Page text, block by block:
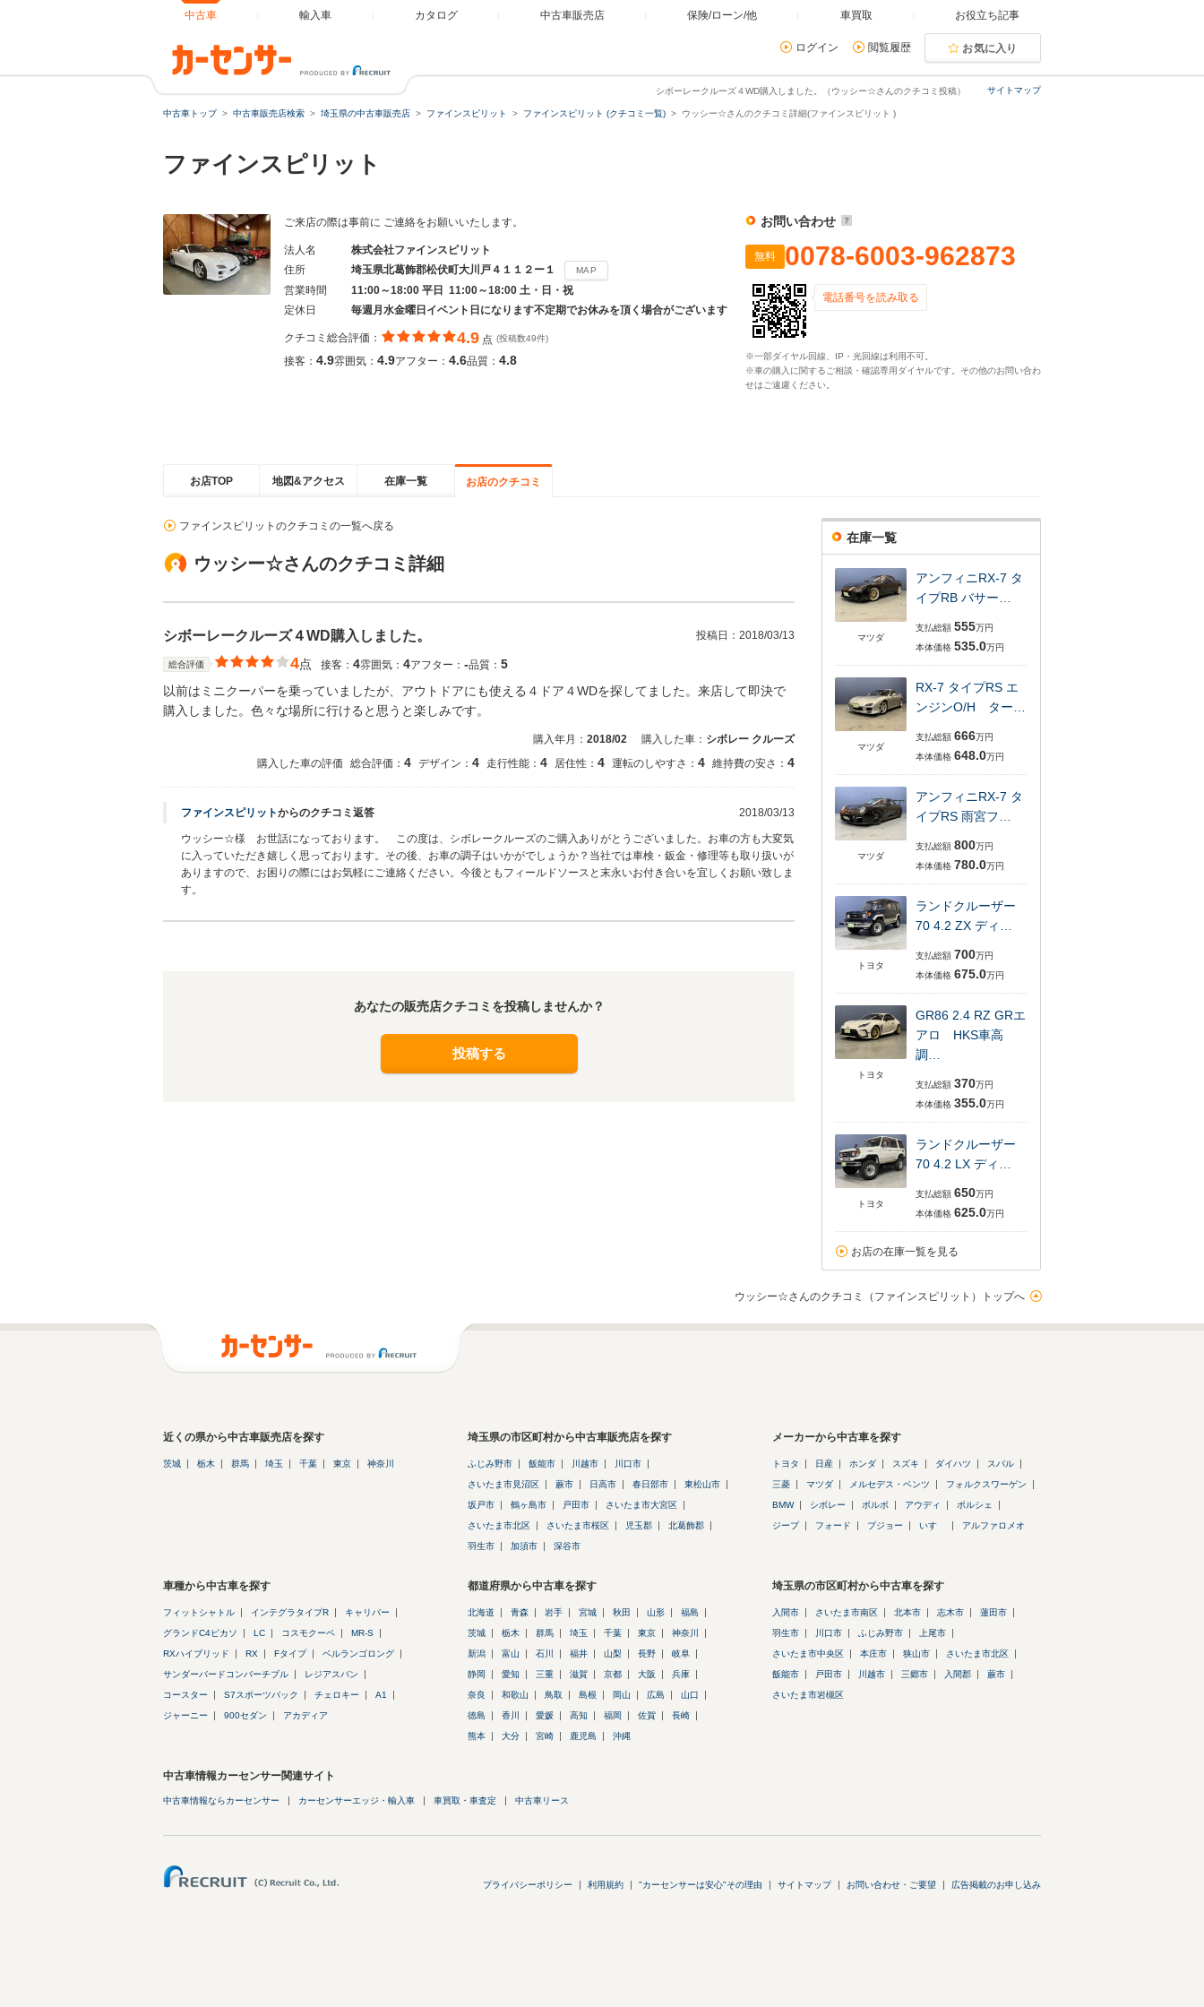
中古車 輸入車 カタログ 中古車販売店 保険/ローン/他 車買取 お役立ち記事
ログイン 閲覧履歴 お気に入り
サイトマップ
シボーレークルーズ４WD購入しました。（ウッシー☆さんのクチコミ投稿）
中古車トップ 中古車販売店検索 埼玉県の中古車販売店 ファインスピリット ファインスピリット (クチコミ一覧) ウッシー☆さんのクチコミ詳細(ファインスピリット )
ファインスピリット
ご来店の際は事前に ご連絡をお願いいたします。
法人名
株式会社ファインスピリット
住所
埼玉県北葛飾郡松伏町大川戸４１１２ー１ MAP
営業時間
11:00～18:00 平日 11:00～18:00 土・日・祝
定休日
毎週月水金曜日イベント日になります不定期でお休みを頂く場合がございます
クチコミ総合評価： 4.9 点 (投稿数49件)
接客： 4.9雰囲気： 4.9アフター： 4.6品質： 4.8
お問い合わせ
無料 0078-6003-962873
電話番号を読み取る
※一部ダイヤル回線、IP・光回線は利用不可。
※車の購入に関するご相談・確認専用ダイヤルです。その他のお問い合わ
せはご遠慮ください。
お店TOP 地図&アクセス 在庫一覧 お店のクチコミ
ファインスピリットのクチコミの一覧へ戻る
ウッシー☆さんのクチコミ詳細
シボーレークルーズ４WD購入しました。 投稿日： 2018/03/13
総合評価 4点 接客： 4雰囲気： 4アフター： ‐品質： 5
以前はミニクーパーを乗っていましたが、アウトドアにも使える４ドア４WDを探してました。来店して即決で
購入しました。色々な場所に行けると思うと楽しみです。
購入年月： 2018/02 購入した車： シボレー クルーズ
購入した車の評価
総合評価： 4 デザイン： 4 走行性能： 4 居住性： 4 運転のしやすさ： 4 維持費の安さ： 4
ファインスピリットからのクチコミ返答 2018/03/13
ウッシー☆様 お世話になっております。 この度は、シボレークルーズのご購入ありがとうございました。お車の方も大変気
に入っていただき嬉しく思っております。その後、お車の調子はいかがでしょうか？当社では車検・鈑金・修理等も取り扱いが
ありますので、お困りの際にはお気軽にご連絡ください。今後ともフィールドソースと末永いお付き合いを宜しくお願い致しま
す。
あなたの販売店クチコミを投稿しませんか？
投稿する
在庫一覧
マツダ
アンフィニRX-7 タ
イプRB バサー…
支払総額 555万円
本体価格 535.0万円
マツダ
RX-7 タイプRS エ
ンジンO/H ター…
支払総額 666万円
本体価格 648.0万円
マツダ
アンフィニRX-7 タ
イプRS 雨宮フ…
支払総額 800万円
本体価格 780.0万円
トヨタ
ランドクルーザー
70 4.2 ZX ディ…
支払総額 700万円
本体価格 675.0万円
トヨタ
GR86 2.4 RZ GRエ
アロ HKS車高
調…
支払総額 370万円
本体価格 355.0万円
トヨタ
ランドクルーザー
70 4.2 LX ディ…
支払総額 650万円
本体価格 625.0万円
お店の在庫一覧を見る
ウッシー☆さんのクチコミ（ファインスピリット）トップへ
近くの県から中古車販売店を探す
茨城 栃木 群馬 埼玉 千葉 東京 神奈川
埼玉県の市区町村から中古車販売店を探す
ふじみ野市 飯能市 川越市 川口市
さいたま市見沼区 蕨市 日高市 春日部市 東松山市
坂戸市 鶴ヶ島市 戸田市 さいたま市大宮区
さいたま市北区 さいたま市桜区 児玉郡 北葛飾郡
羽生市 加須市 深谷市
メーカーから中古車を探す
トヨタ 日産 ホンダ スズキ ダイハツ スバル
三菱 マツダ メルセデス・ベンツ フォルクスワーゲン
BMW シボレー ボルボ アウディ ポルシェ
ジープ フォード プジョー いすゞ アルファロメオ
車種から中古車を探す
フィットシャトル インテグラタイプR キャリバー
グランドC4ピカソ LC コスモクーペ MR-S
RXハイブリッド RX Fタイプ ベルランゴロング
サンダーバードコンバーチブル レジアスバン
コースター S7スポーツバック チェロキー A1
ジャーニー 900セダン アカディア
都道府県から中古車を探す
北海道 青森 岩手 宮城 秋田 山形 福島
茨城 栃木 群馬 埼玉 千葉 東京 神奈川
新潟 富山 石川 福井 山梨 長野 岐阜
静岡 愛知 三重 滋賀 京都 大阪 兵庫
奈良 和歌山 鳥取 島根 岡山 広島 山口
徳島 香川 愛媛 高知 福岡 佐賀 長崎
熊本 大分 宮崎 鹿児島 沖縄
埼玉県の市区町村から中古車を探す
入間市 さいたま市南区 北本市 志木市 蓮田市
羽生市 川口市 ふじみ野市 上尾市
さいたま市中央区 本庄市 狭山市 さいたま市北区
飯能市 戸田市 川越市 三郷市 入間郡 蕨市
さいたま市岩槻区
中古車情報カーセンサー関連サイト
中古車情報ならカーセンサー カーセンサーエッジ・輸入車 車買取・車査定 中古車リース
プライバシーポリシー 利用規約 "カーセンサーは安心"その理由 サイトマップ お問い合わせ・ご要望 広告掲載のお申し込み